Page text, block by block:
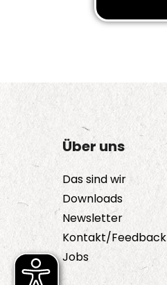
Über uns
Das sind wir
Downloads
Newsletter
Kontakt/Feedback
Jobs